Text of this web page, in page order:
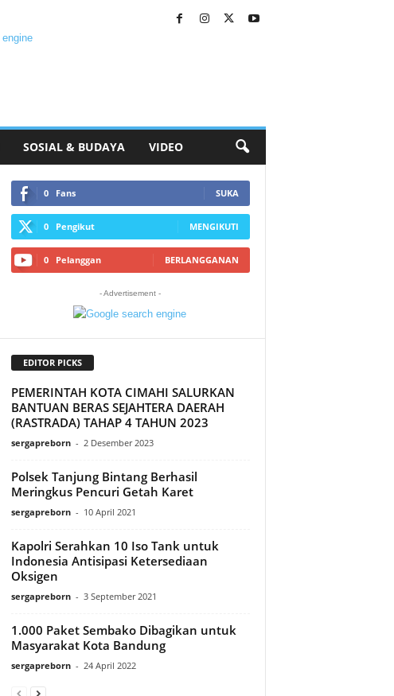
SOSIAL & BUDAYA VIDEO
0 Fans SUKA
0 Pengikut MENGIKUTI
0 Pelanggan BERLANGGANAN
- Advertisement -
EDITOR PICKS
PEMERINTAH KOTA CIMAHI SALURKAN
BANTUAN BERAS SEJAHTERA DAERAH
(RASTRADA) TAHAP 4 TAHUN 2023
sergapreborn - 2 Desember 2023
Polsek Tanjung Bintang Berhasil
Meringkus Pencuri Getah Karet
sergapreborn - 10 April 2021
Kapolri Serahkan 10 Iso Tank untuk
Indonesia Antisipasi Ketersediaan
Oksigen
sergapreborn - 3 September 2021
1.000 Paket Sembako Dibagikan untuk
Masyarakat Kota Bandung
sergapreborn - 24 April 2022